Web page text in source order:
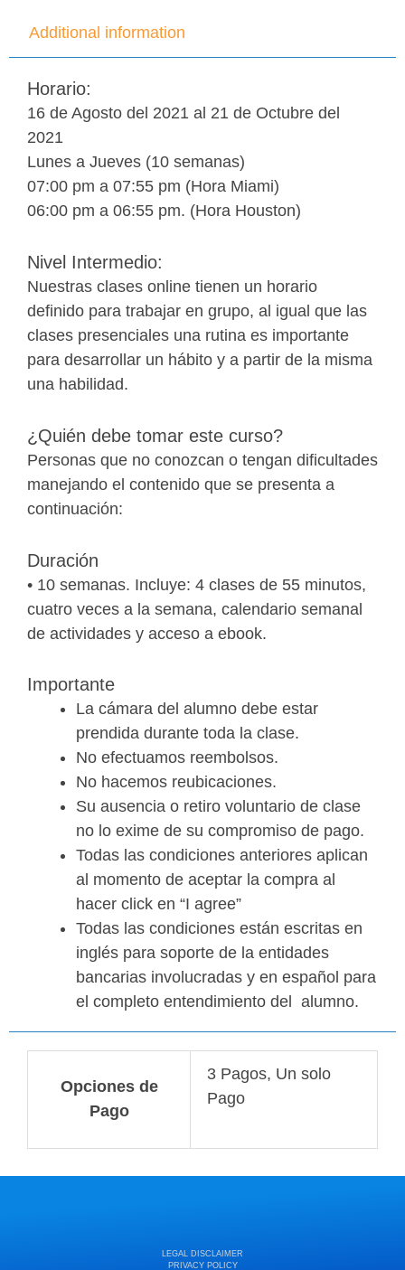
Additional information
Horario:
16 de Agosto del 2021 al 21 de Octubre del
2021
Lunes a Jueves (10 semanas)
07:00 pm a 07:55 pm (Hora Miami)
06:00 pm a 06:55 pm. (Hora Houston)
Nivel Intermedio:
Nuestras clases online tienen un horario
definido para trabajar en grupo, al igual que las
clases presenciales una rutina es importante
para desarrollar un hábito y a partir de la misma
una habilidad.
¿Quién debe tomar este curso?
Personas que no conozcan o tengan dificultades
manejando el contenido que se presenta a
continuación:
Duración
• 10 semanas. Incluye: 4 clases de 55 minutos,
cuatro veces a la semana, calendario semanal
de actividades y acceso a ebook.
Importante
La cámara del alumno debe estar
prendida durante toda la clase.
No efectuamos reembolsos.
No hacemos reubicaciones.
Su ausencia o retiro voluntario de clase
no lo exime de su compromiso de pago.
Todas las condiciones anteriores aplican
al momento de aceptar la compra al
hacer click en “I agree”
Todas las condiciones están escritas en
inglés para soporte de la entidades
bancarias involucradas y en español para
el completo entendimiento del alumno.
Opciones de
Pago
3 Pagos, Un solo
Pago
LEGAL DISCLAIMER
PRIVACY POLICY